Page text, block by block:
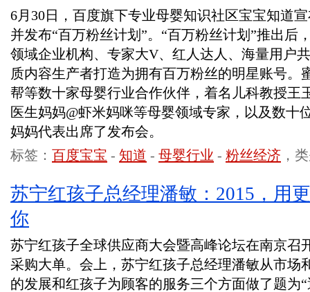
6月30日，百度旗下专业母婴知识社区宝宝知道
并发布“百万粉丝计划”。“百万粉丝计划”推出后
领域企业机构、专家大V、红人达人、海量用户
质内容生产者打造为拥有百万粉丝的明星账号。
帮等数十家母婴行业合作伙伴，着名儿科教授王
医生妈妈@虾米妈咪等母婴领域专家，以及数十
妈妈代表出席了发布会。
标签： 百度宝宝 - 知道 - 母婴行业 - 粉丝经济 ，
苏宁红孩子总经理潘敏：2015，用
你
苏宁红孩子全球供应商大会暨高峰论坛在南京召
采购大单。会上，苏宁红孩子总经理潘敏从市场
的发展和红孩子为顾客的服务三个方面做了题为